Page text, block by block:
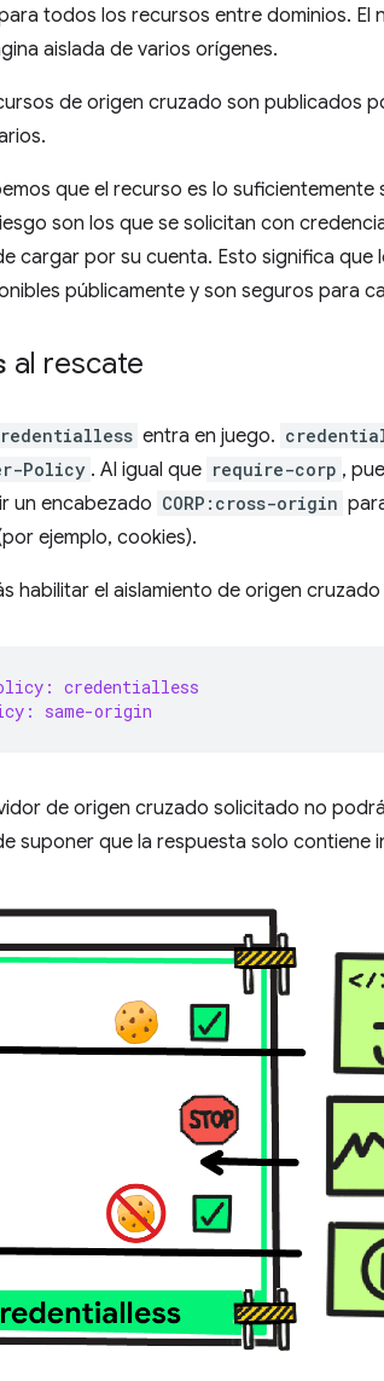
todos los recursos entre dominios.
aislada de varios orígenes.
de origen cruzado son publicados
que el recurso es lo
son los que se solicitan con
cargar por su cuenta. Esto significa que
públicamente y son seguros para
al rescate
entra en juego.
Policy . Al igual que require-corp ,
un encabezado CORP:cross-origin
ejemplo, cookies).
habilitar el aislamiento de origen
credentialless
same-origin
de origen cruzado solicitado no
suponer que la respuesta solo contiene